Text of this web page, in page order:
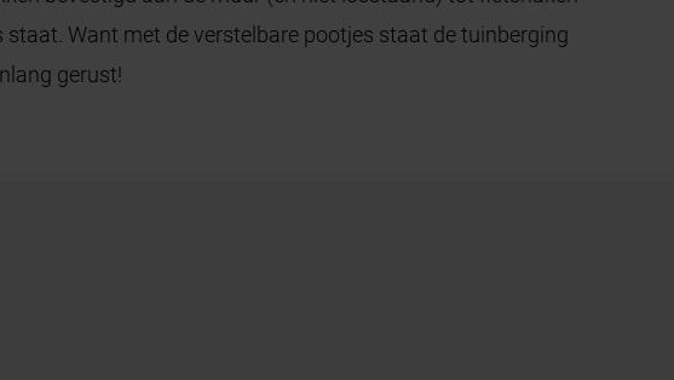
Want met de verstelbare pootjes staat de tuinberging
gerust!